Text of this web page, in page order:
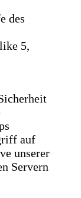
des
5,
auf
unserer
Servern